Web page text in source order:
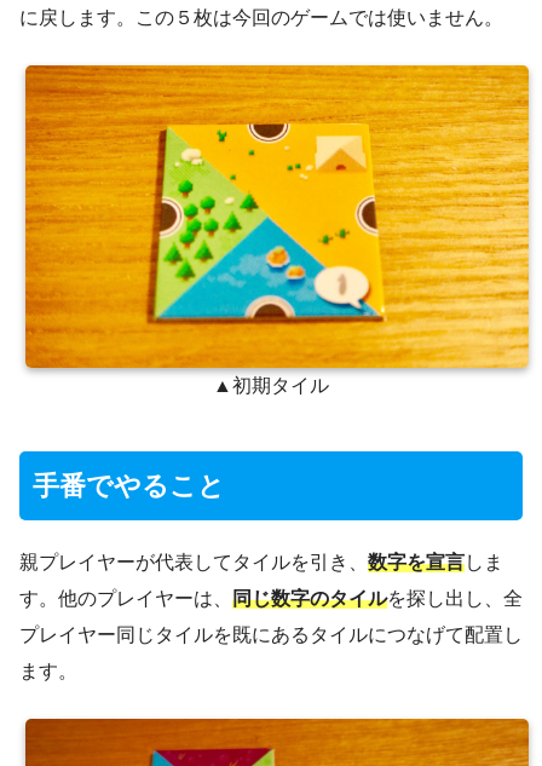
に戻します。この５枚は今回のゲームでは使いません。
▲初期タイル
手番でやること
親プレイヤーが代表してタイルを引き、 数字を宣言しま
す。他のプレイヤーは、 同じ数字のタイルを探し出し、全
プレイヤー同じタイルを既にあるタイルにつなげて配置し
ます。